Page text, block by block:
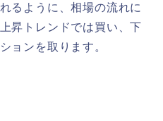
るように、相場の流れに
昇トレンドでは買い、下
ョンを取ります。